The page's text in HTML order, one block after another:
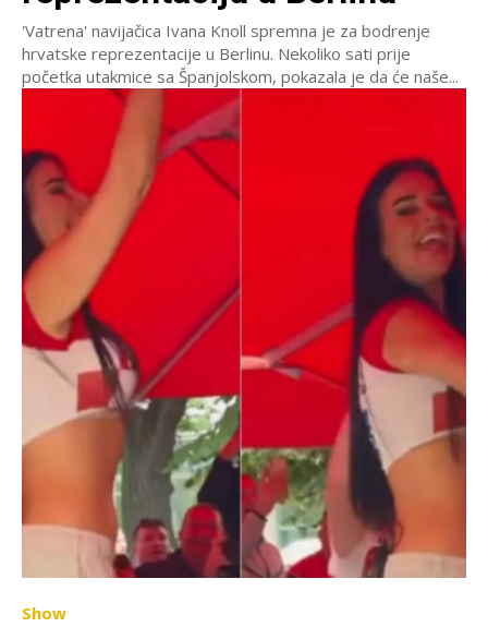
'Vatrena' navijačica Ivana Knoll spremna je za bodrenje
hrvatske reprezentacije u Berlinu. Nekoliko sati prije
početka utakmice sa Španjolskom, pokazala je da će naše...
Show